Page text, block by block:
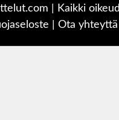
| Kaikki
Ota yhteyttä